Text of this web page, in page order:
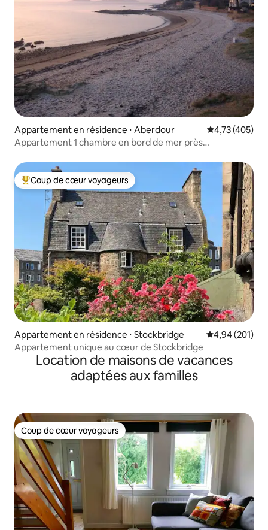
Appartement en résidence ⋅ Aberdour Évaluation
4,73 (405)
Appartement 1 chambre en bord de mer près
Coups de cœur voyageurs les plus appréciés
Coup de cœur voyageurs
Appartement en résidence ⋅ Stockbridge Évaluation
4,94 (201)
Appartement unique au cœur de Stockbridge
Location de maisons de vacances
adaptées aux familles
Coup de cœur voyageurs
Coup de cœur voyageurs